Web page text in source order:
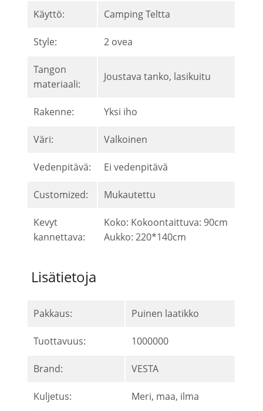
Käyttö: Camping Teltta
Style: 2 ovea
Tangon
materiaali:
Joustava tanko, lasikuitu
Rakenne: Yksi iho
Väri: Valkoinen
Vedenpitävä: Ei vedenpitävä
Customized: Mukautettu
Kevyt
kannettava:
Koko: Kokoontaittuva: 90cm
Aukko: 220*140cm
Lisätietoja
Pakkaus: Puinen laatikko
Tuottavuus: 1000000
Brand: VESTA
Kuljetus: Meri, maa, ilma